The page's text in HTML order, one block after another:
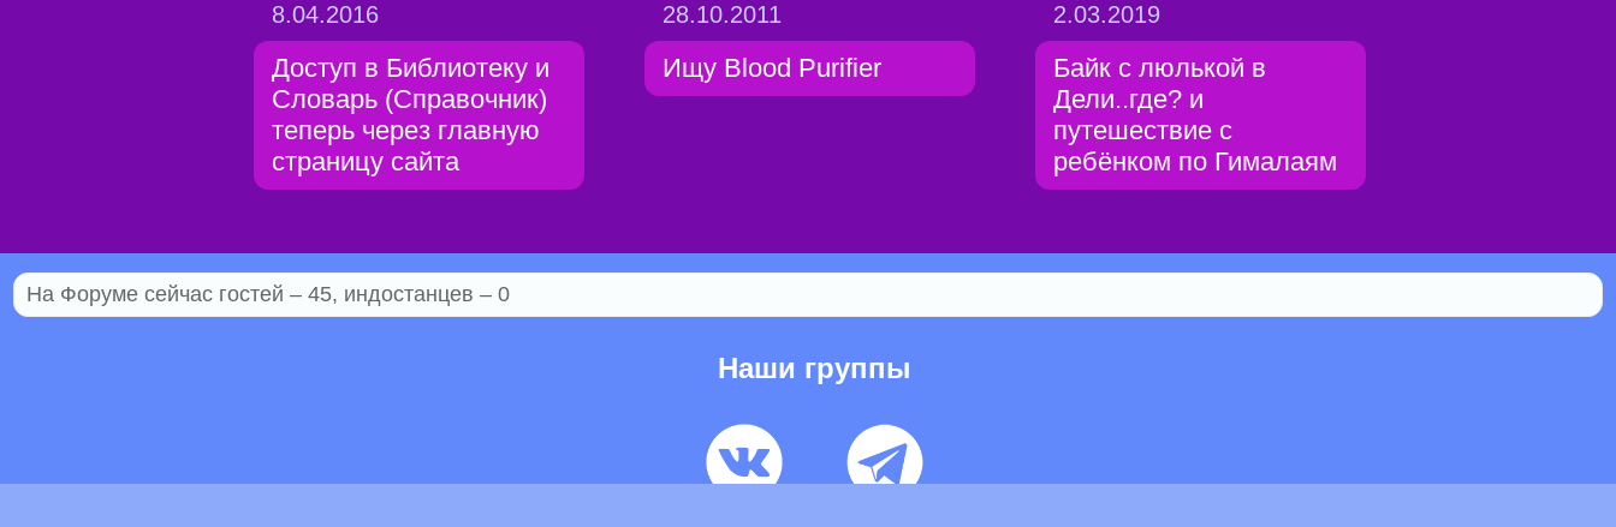
8.04.2016
Доступ в Библиотеку и
Словарь (Справочник)
теперь через главную
страницу сайта
28.10.2011
Ищу Blood Purifier
2.03.2019
Байк с люлькой в
Дели..где? и
путешествие с
ребёнком по Гималаям
На Форуме сейчас гостей – 45, индостанцев – 0
Наши группы